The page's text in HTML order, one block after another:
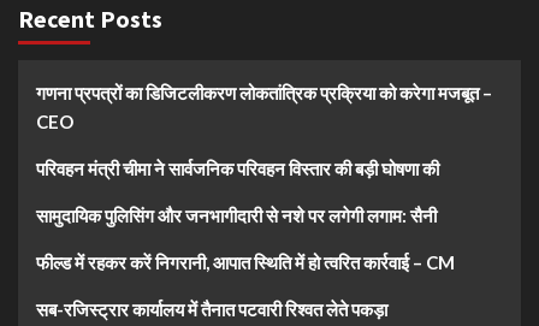
Recent Posts
गणना प्रपत्रों का डिजिटलीकरण लोकतांत्रिक प्रक्रिया को करेगा मजबूत –
CEO
परिवहन मंत्री चीमा ने सार्वजनिक परिवहन विस्तार की बड़ी घोषणा की
सामुदायिक पुलिसिंग और जनभागीदारी से नशे पर लगेगी लगाम: सैनी
फील्ड में रहकर करें निगरानी, आपात स्थिति में हो त्वरित कार्रवाई – CM
सब-रजिस्ट्रार कार्यालय में तैनात पटवारी रिश्वत लेते पकड़ा